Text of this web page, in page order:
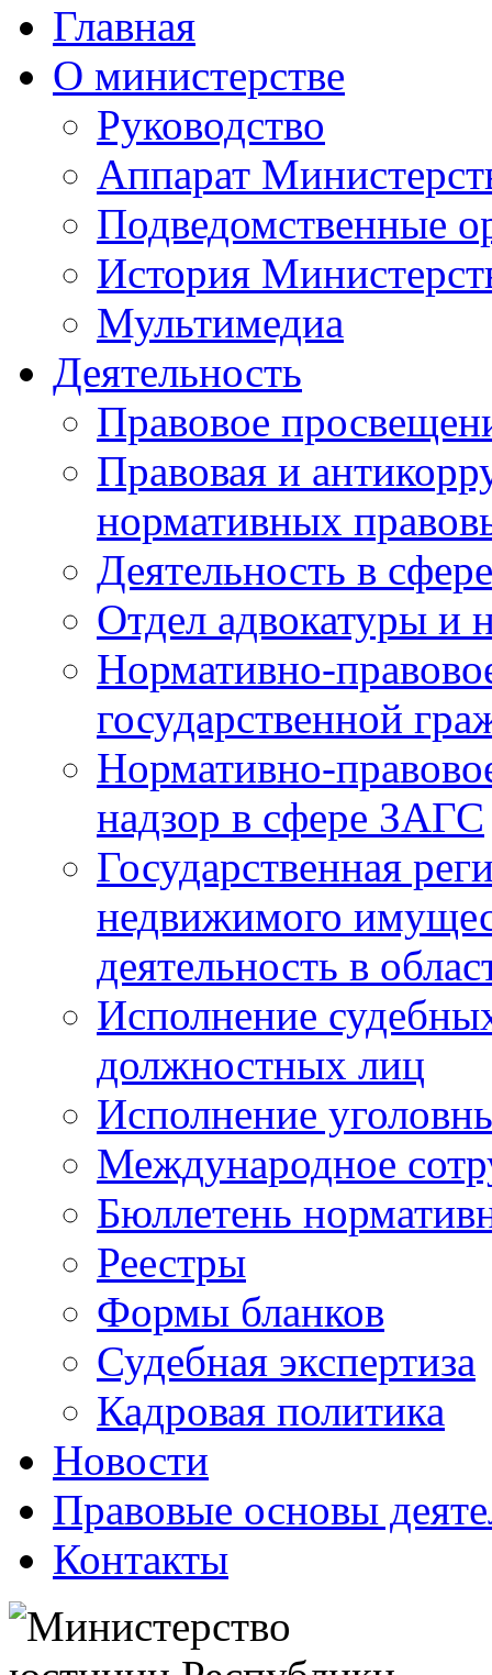
Главная
О министерстве
Руководство
Аппарат
Подведомственные
История
Мультимедиа
Деятельность
Правовое
Правовая и
нормативных
Деятельность в
Отдел адвокатуры и
Нормативно-
государственной
Нормативно-
надзор в сфере ЗАГС
Государственная
недвижимого
деятельность в
Исполнение
должностных лиц
Исполнение
Международное
Бюллетень
Реестры
Формы бланков
Судебная экспертиза
Кадровая политика
Новости
Правовые основы
Контакты